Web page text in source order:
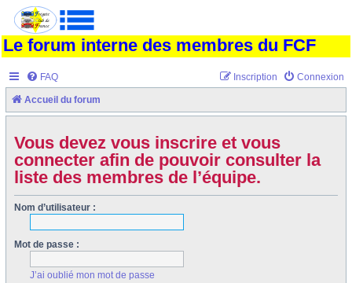
Le forum interne des membres du FCF
FAQ Connexion
Inscription
Accueil du forum
Vous devez vous inscrire et vous
connecter afin de pouvoir consulter la
liste des membres de l’équipe.
Nom d’utilisateur :
Mot de passe :
J’ai oublié mon mot de passe